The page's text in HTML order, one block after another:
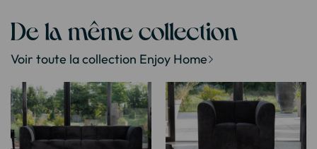
De la même collection
Voir toute la collection Enjoy Home